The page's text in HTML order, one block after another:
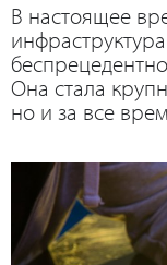
В настоящее
Она стала
но и за все